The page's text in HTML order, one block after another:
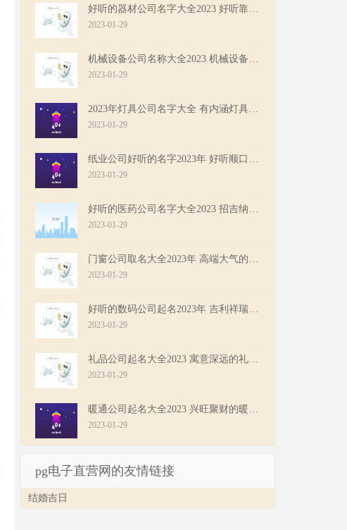
2023-01-29
2023-01-29
2023-01-29
2023-01-29
2023-01-29
2023-01-29
2023-01-29
2023-01-29
2023-01-29
pg电子直营网的友情链接
结婚吉日